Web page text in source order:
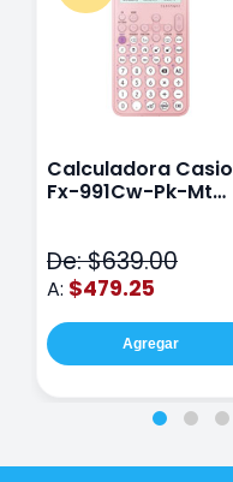
Calculadora Casio
Fx-991Cw-Pk-Mt
De: $639.00
A: $479.25
Agregar